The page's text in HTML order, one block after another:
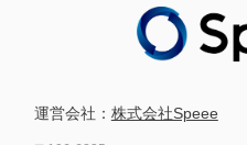
運営会社： 株式会社Speee